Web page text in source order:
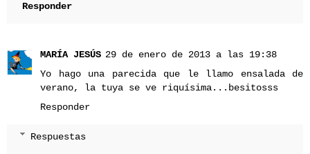
Responder
MARÍA JESÚS 29 de enero de 2013 a las 19:38
Yo hago una parecida que le llamo ensalada de
verano, la tuya se ve riquísima...besitosss
Responder
Respuestas